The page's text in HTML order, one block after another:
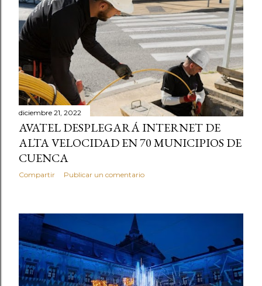
diciembre 21, 2022
AVATEL DESPLEGARÁ INTERNET DE
ALTA VELOCIDAD EN 70 MUNICIPIOS DE
CUENCA
Compartir Publicar un comentario